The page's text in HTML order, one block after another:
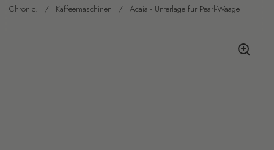
Chronic. / Kaffeemaschinen / Acaia - Unterlage für Pearl-Waage